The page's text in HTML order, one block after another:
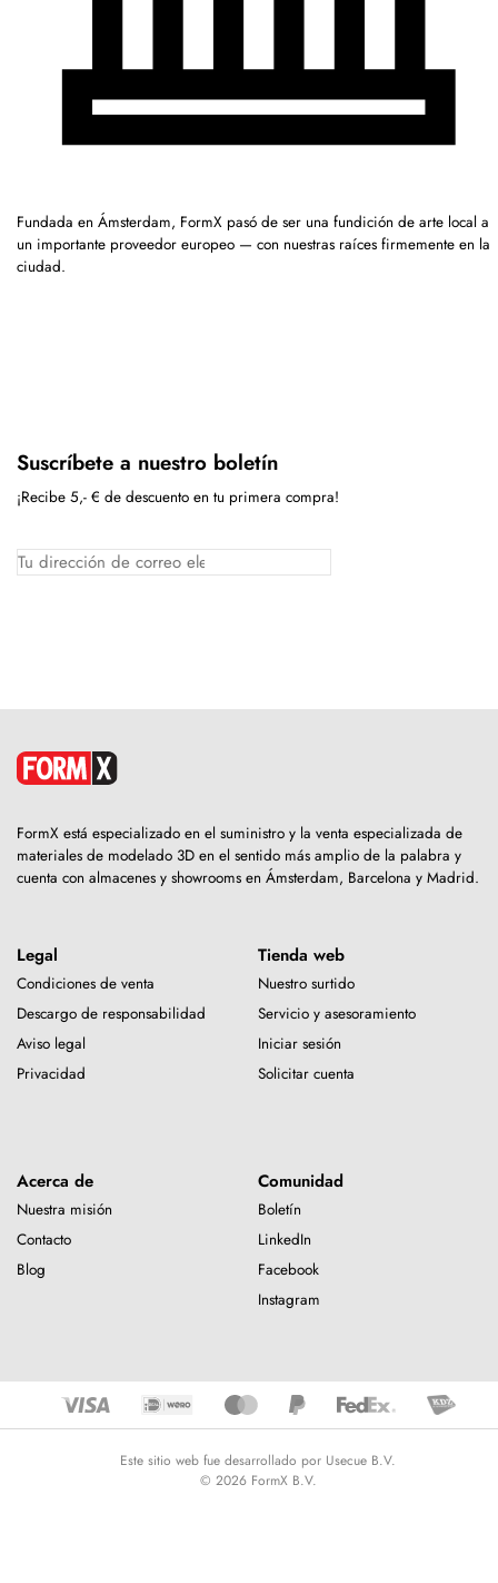
Fundada en Ámsterdam, FormX pasó de ser una fundición de arte local a
un importante proveedor europeo — con nuestras raíces firmemente en la
ciudad.
Suscríbete a nuestro boletín
¡Recibe 5,- € de descuento en tu primera compra!
FormX está especializado en el suministro y la venta especializada de
materiales de modelado 3D en el sentido más amplio de la palabra y
cuenta con almacenes y showrooms en Ámsterdam, Barcelona y Madrid.
Legal
Condiciones de venta
Descargo de responsabilidad
Aviso legal
Privacidad
Tienda web
Nuestro surtido
Servicio y asesoramiento
Iniciar sesión
Solicitar cuenta
Acerca de
Nuestra misión
Contacto
Blog
Comunidad
Boletín
LinkedIn
Facebook
Instagram
Este sitio web fue desarrollado por Usecue B.V.
© 2026 FormX B.V.